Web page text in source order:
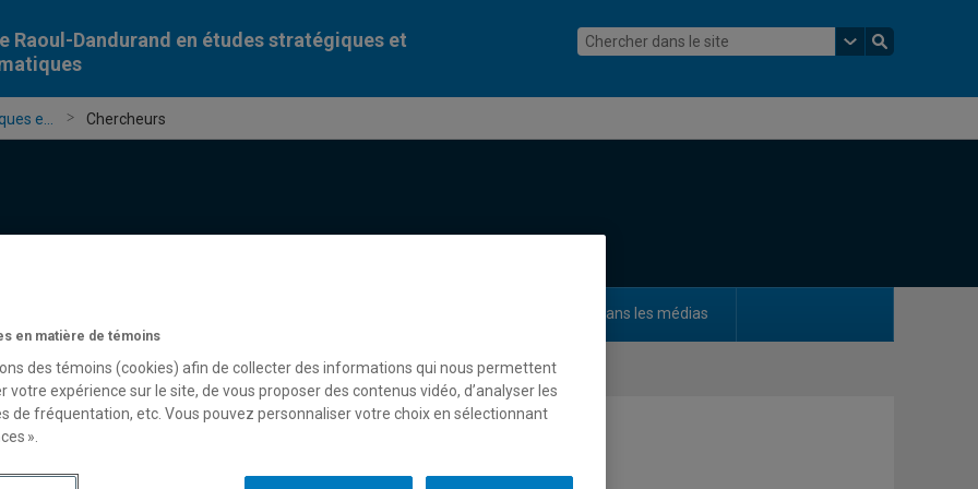
Raoul-Dandurand en études stratégiques et
e... Chercheurs
Dans les médias
en matière de témoins
des témoins (cookies) afin de collecter des informations qui nous permettent
votre expérience sur le site, de vous proposer des contenus vidéo, d’analyser les
de fréquentation, etc. Vous pouvez personnaliser votre choix en sélectionnant
».